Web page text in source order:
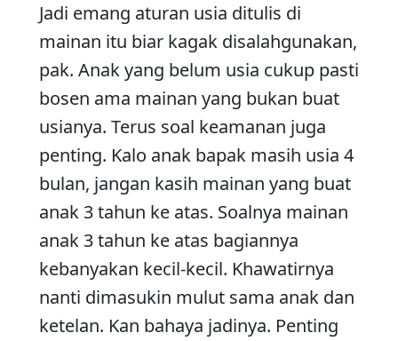
Jadi emang aturan usia ditulis di
mainan itu biar kagak disalahgunakan,
pak. Anak yang belum usia cukup pasti
bosen ama mainan yang bukan buat
usianya. Terus soal keamanan juga
penting. Kalo anak bapak masih usia 4
bulan, jangan kasih mainan yang buat
anak 3 tahun ke atas. Soalnya mainan
anak 3 tahun ke atas bagiannya
kebanyakan kecil-kecil. Khawatirnya
nanti dimasukin mulut sama anak dan
ketelan. Kan bahaya jadinya. Penting